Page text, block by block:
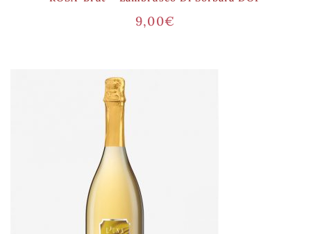
9,00€